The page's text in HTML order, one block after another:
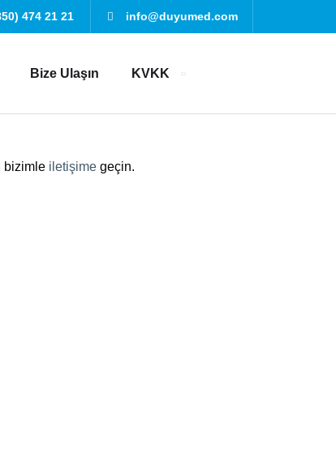
474 21 21 info@duyumed.com
Bize Ulaşın KVKK
bizimle iletişimegeçin.